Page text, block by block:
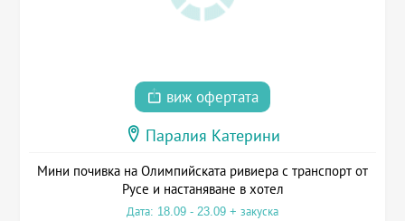
виж офертата
Паралия Катерини
Мини почивка на Олимпийската ривиера с транспорт от
Русе и настаняване в хотел
Дата: 18.09 - 23.09 + закуска